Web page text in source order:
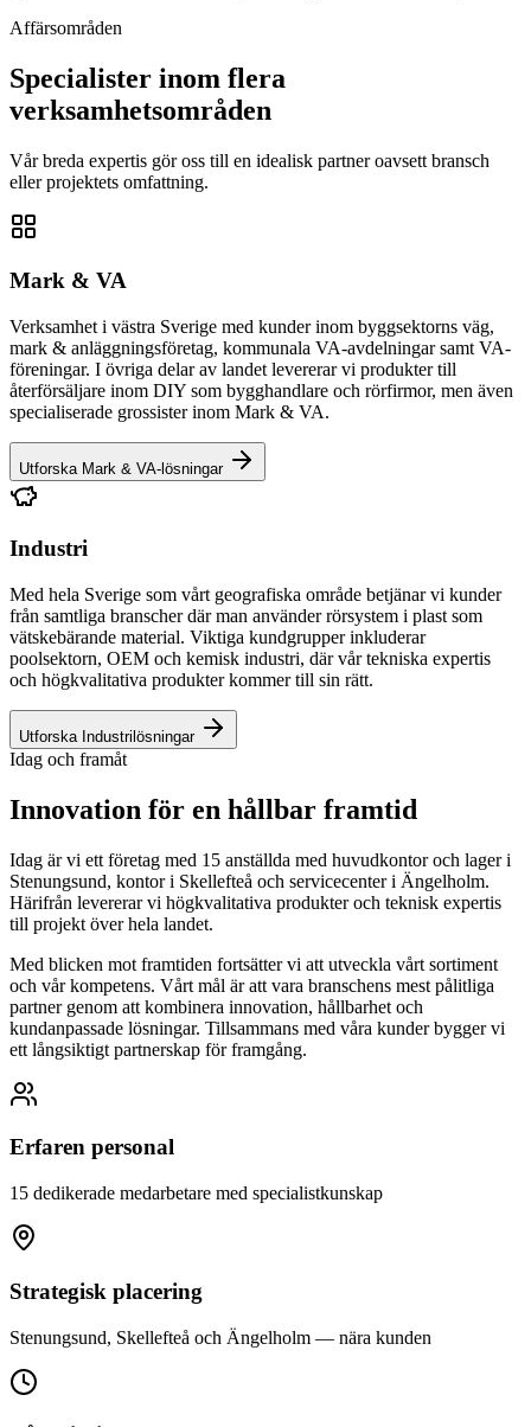
Affärsområden
Specialister inom flera
verksamhetsområden
Vår breda expertis gör oss till en idealisk partner oavsett bransch
eller projektets omfattning.
Mark & VA
Verksamhet i västra Sverige med kunder inom byggsektorns väg,
mark & anläggningsföretag, kommunala VA-avdelningar samt VA-
föreningar. I övriga delar av landet levererar vi produkter till
återförsäljare inom DIY som bygghandlare och rörfirmor, men även
specialiserade grossister inom Mark & VA.
Utforska Mark & VA-lösningar
Industri
Med hela Sverige som vårt geografiska område betjänar vi kunder
från samtliga branscher där man använder rörsystem i plast som
vätskebärande material. Viktiga kundgrupper inkluderar
poolsektorn, OEM och kemisk industri, där vår tekniska expertis
och högkvalitativa produkter kommer till sin rätt.
Utforska Industrilösningar
Idag och framåt
Innovation för en hållbar framtid
Idag är vi ett företag med 15 anställda med huvudkontor och lager i
Stenungsund, kontor i Skellefteå och servicecenter i Ängelholm.
Härifrån levererar vi högkvalitativa produkter och teknisk expertis
till projekt över hela landet.
Med blicken mot framtiden fortsätter vi att utveckla vårt sortiment
och vår kompetens. Vårt mål är att vara branschens mest pålitliga
partner genom att kombinera innovation, hållbarhet och
kundanpassade lösningar. Tillsammans med våra kunder bygger vi
ett långsiktigt partnerskap för framgång.
Erfaren personal
15 dedikerade medarbetare med specialistkunskap
Strategisk placering
Stenungsund, Skellefteå och Ängelholm — nära kunden